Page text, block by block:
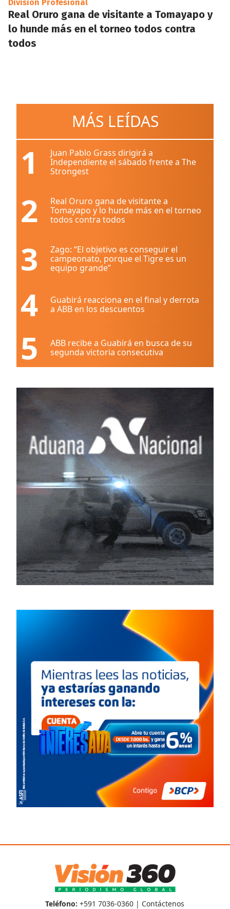
División Profesional
Real Oruro gana de visitante a Tomayapo y
lo hunde más en el torneo todos contra
todos
MÁS LEÍDAS
1
Juan Pablo Grass dirigirá a
Independiente el sábado frente a The
Strongest
2
Real Oruro gana de visitante a
Tomayapo y lo hunde más en el torneo
todos contra todos
3
Zago: “El objetivo es conseguir el
campeonato, porque el Tigre es un
equipo grande”
4
Guabirá reacciona en el final y derrota
a ABB en los descuentos
5
ABB recibe a Guabirá en busca de su
segunda victoria consecutiva
Teléfono: +591 7036-0360 | Contáctenos